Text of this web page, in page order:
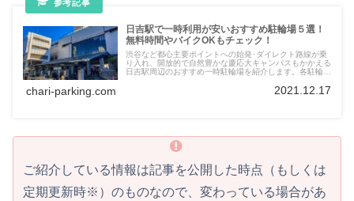
日吉駅で一時利用が安いおすすめ駐輪場５選！
無料時間やバイクOKもチェック！
渋谷など都心主要ポイントへの始発･ダイレクト路線が乗
り入れ、開放的で自然豊かな慶応大キャンパスもかかえる
日吉駅周辺のおすすめ一時駐輪場を紹介します。各駐輪場
真で分かりやすくお届けしていきますので、ぜひ参考にし
chari-parking.com 2021.12.17
ご紹介している情報は記事を公開した時点（もしくは
定期更新時※）のものなので、変わっている場合があ